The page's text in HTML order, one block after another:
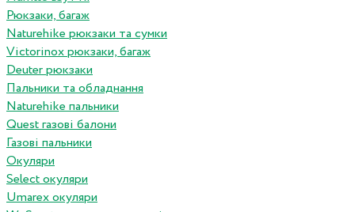
Рюкзаки, багаж
Naturehike рюкзаки та сумки
Victorinox рюкзаки, багаж
Deuter рюкзаки
Пальники та обладнання
Naturehike пальники
Quest газові балони
Газові пальники
Окуляри
Select окуляри
Umarex окуляри